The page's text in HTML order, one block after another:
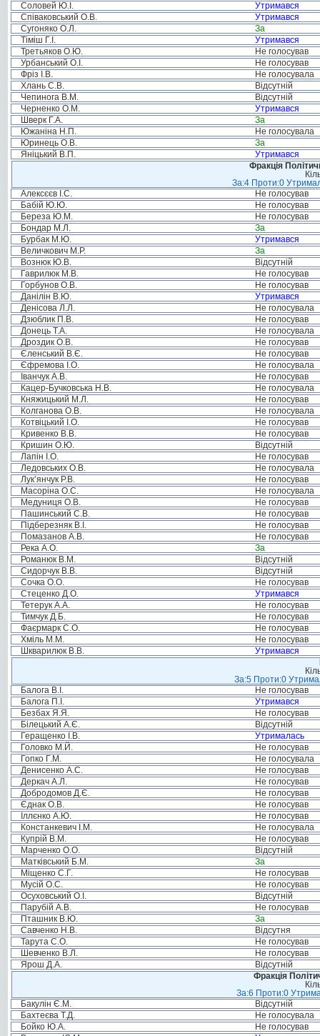
Соловей Ю.І.
Утримався
Співаковський О.В.
Утримався
Сугоняко О.Л.
За
Тіміш Г.І.
Утримався
Третьяков О.Ю.
Не голосував
Урбанський О.І.
Не голосував
Фріз І.В.
Не голосувала
Хлань С.В.
Відсутній
Чепинога В.М.
Відсутній
Черненко О.М.
Утримався
Шверк Г.А.
За
Южаніна Н.П.
Не голосувала
Юринець О.В.
За
Яніцький В.П.
Утримався
Фракція
За:4 Проти:0
Алексєєв І.С.
Не голосував
Бабій Ю.Ю.
Не голосував
Береза Ю.М.
Не голосував
Бондар М.Л.
За
Бурбак М.Ю.
Утримався
Величкович М.Р.
За
Вознюк Ю.В.
Відсутній
Гаврилюк М.В.
Не голосував
Горбунов О.В.
Не голосував
Данілін В.Ю.
Утримався
Денісова Л.Л.
Не голосувала
Дзюблик П.В.
Не голосував
Донець Т.А.
Не голосувала
Дроздик О.В.
Не голосував
Єленський В.Є.
Не голосував
Єфремова І.О.
Не голосувала
Іванчук А.В.
Не голосував
Кацер-Бучковська Н.В.
Не голосувала
Княжицький М.Л.
Не голосував
Колганова О.В.
Не голосувала
Котвіцький І.О.
Не голосував
Кривенко В.В.
Не голосував
Кришин О.Ю.
Відсутній
Лапін І.О.
Не голосував
Ледовських О.В.
Не голосувала
Лук’янчук Р.В.
Не голосував
Масоріна О.С.
Не голосувала
Медуниця О.В.
Не голосував
Пашинський С.В.
Не голосував
Підберезняк В.І.
Не голосував
Помазанов А.В.
Не голосував
Река А.О.
За
Романюк В.М.
Відсутній
Сидорчук В.В.
Відсутній
Сочка О.О.
Не голосував
Стеценко Д.О.
Утримався
Тетерук А.А.
Не голосував
Тимчук Д.Б.
Не голосував
Фаєрмарк С.О.
Не голосував
Хміль М.М.
Не голосував
Шкварилюк В.В.
Утримався
За:5 Проти:0
Балога В.І.
Не голосував
Балога П.І.
Утримався
Безбах Я.Я.
Не голосував
Білецький А.Є.
Відсутній
Геращенко І.В.
Утрималась
Головко М.Й.
Не голосував
Гопко Г.М.
Не голосувала
Денисенко А.С.
Не голосував
Деркач А.Л.
Не голосував
Добродомов Д.Є.
Не голосував
Єднак О.В.
Не голосував
Іллєнко А.Ю.
Не голосував
Констанкевич І.М.
Не голосувала
Купрій В.М.
Не голосував
Марченко О.О.
Відсутній
Матківський Б.М.
За
Міщенко С.Г.
Не голосував
Мусій О.С.
Не голосував
Осуховський О.І.
Відсутній
Парубій А.В.
Не голосував
Пташник В.Ю.
За
Савченко Н.В.
Відсутня
Тарута С.О.
Не голосував
Шевченко В.Л.
Не голосував
Ярош Д.А.
Відсутній
Фракція
За:6 Проти:0
Бакулін Є.М.
Відсутній
Бахтеєва Т.Д.
Не голосувала
Бойко Ю.А.
Не голосував